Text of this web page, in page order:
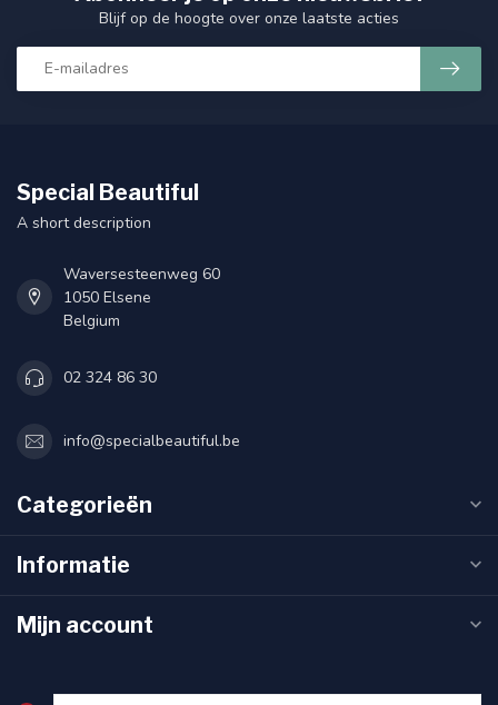
Blijf op de hoogte over onze laatste acties
Special Beautiful
A short description
Waversesteenweg 60
1050 Elsene
Belgium
02 324 86 30
info@specialbeautiful.be
Categorieën
Informatie
Mijn account